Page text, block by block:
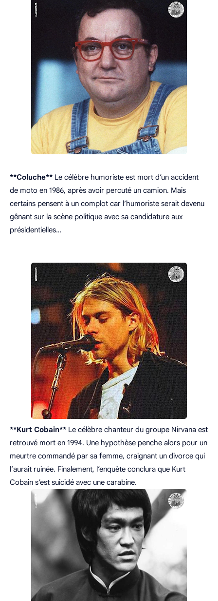
**Coluche** Le célèbre humoriste est mort d’un accident
de moto en 1986, après avoir percuté un camion. Mais
certains pensent à un complot car l’humoriste serait devenu
gênant sur la scène politique avec sa candidature aux
présidentielles…
**Kurt Cobain** Le célèbre chanteur du groupe Nirvana est
retrouvé mort en 1994. Une hypothèse penche alors pour un
meurtre commandé par sa femme, craignant un divorce qui
l’aurait ruinée. Finalement, l’enquête conclura que Kurt
Cobain s’est suicidé avec une carabine.